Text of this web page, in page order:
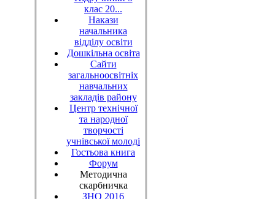
клас 20...
Накази
начальника
відділу освіти
Дошкільна освіта
Сайти
загальноосвітніх
навчальних
закладів району
Центр технічної
та народної
творчості
учнівської молоді
Гостьова книга
Форум
Методична
скарбничка
ЗНО 2016